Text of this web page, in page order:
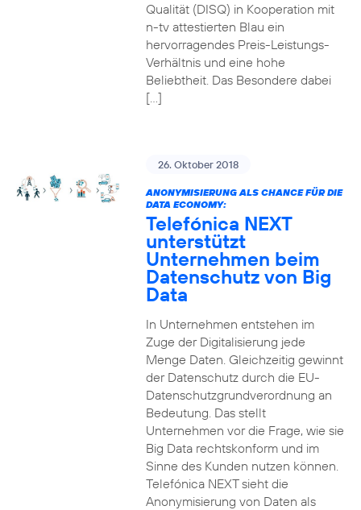
Qualität (DISQ) in Kooperation mit
n-tv attestierten Blau ein
hervorragendes Preis-Leistungs-
Verhältnis und eine hohe
Beliebtheit. Das Besondere dabei
[…]
26. Oktober 2018
ANONYMISIERUNG ALS CHANCE FÜR DIE
DATA ECONOMY:
Telefónica NEXT
unterstützt
Unternehmen beim
Datenschutz von Big
Data
In Unternehmen entstehen im
Zuge der Digitalisierung jede
Menge Daten. Gleichzeitig gewinnt
der Datenschutz durch die EU-
Datenschutzgrundverordnung an
Bedeutung. Das stellt
Unternehmen vor die Frage, wie sie
Big Data rechtskonform und im
Sinne des Kunden nutzen können.
Telefónica NEXT sieht die
Anonymisierung von Daten als